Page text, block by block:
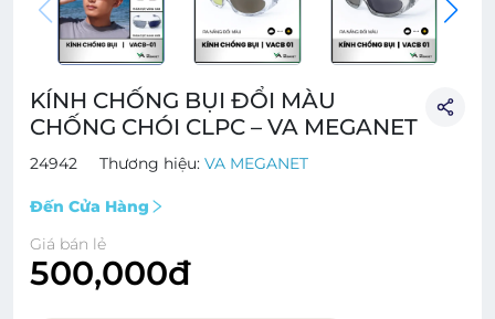
KÍNH CHỐNG BỤI ĐỔI MÀU
CHỐNG CHÓI CLPC – VA MEGANET
24942 Thương hiệu: VA MEGANET
Đến Cửa Hàng
Giá bán lẻ
500,000đ